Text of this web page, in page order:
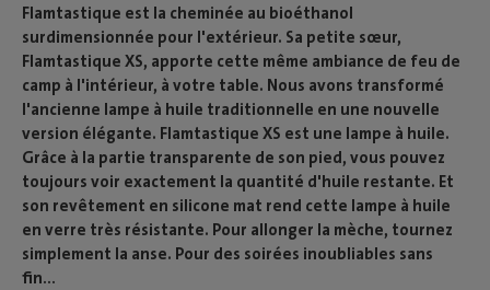
Flamtastique est la cheminée au bioéthanol
surdimensionnée pour l'extérieur. Sa petite sœur,
Flamtastique XS, apporte cette même ambiance de feu de
camp à l'intérieur, à votre table. Nous avons transformé
l'ancienne lampe à huile traditionnelle en une nouvelle
version élégante. Flamtastique XS est une lampe à huile.
Grâce à la partie transparente de son pied, vous pouvez
toujours voir exactement la quantité d'huile restante. Et
son revêtement en silicone mat rend cette lampe à huile
en verre très résistante. Pour allonger la mèche, tournez
simplement la anse. Pour des soirées inoubliables sans
fin...